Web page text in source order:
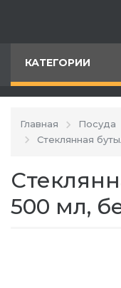
КАТЕГОРИИ
Главная Посуда
Стеклянная
500 мл,